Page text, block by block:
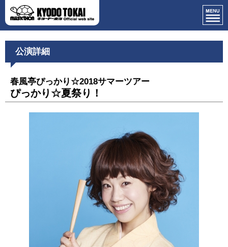
公演詳細
春風亭ぴっかり☆2018サマーツアー
ぴっかり☆夏祭り！